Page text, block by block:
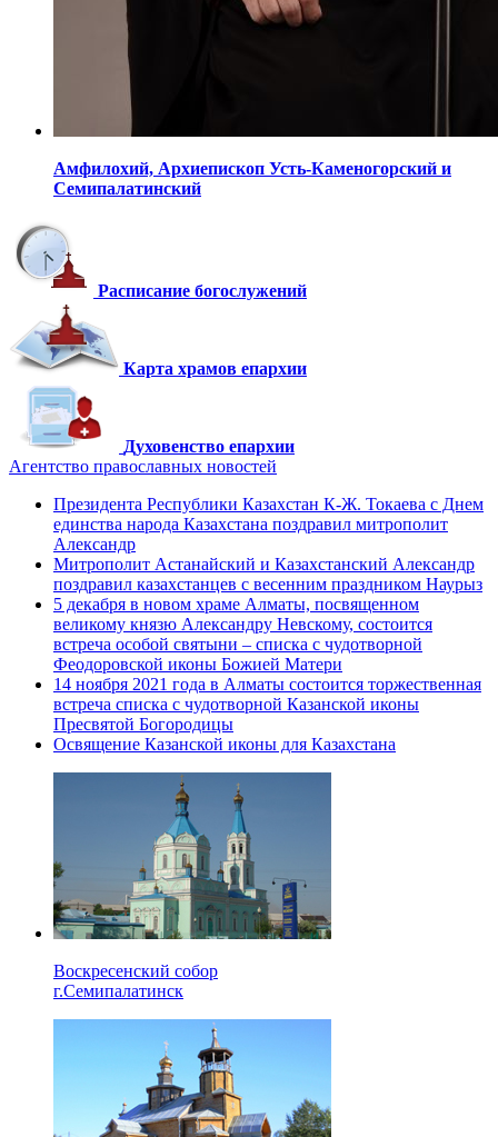
Амфилохий, Архиепископ Усть-Каменогорский и
Семипалатинский
Расписание богослужений
Карта храмов епархии
Духовенство епархии
Агентство православных новостей
Президента Республики Казахстан К-Ж. Токаева с Днем
единства народа Казахстана поздравил митрополит
Александр
Митрополит Астанайский и Казахстанский Александр
поздравил казахстанцев с весенним праздником Наурыз
5 декабря в новом храме Алматы, посвященном
великому князю Александру Невскому, состоится
встреча особой святыни – списка с чудотворной
Феодоровской иконы Божией Матери
14 ноября 2021 года в Алматы состоится торжественная
встреча списка с чудотворной Казанской иконы
Пресвятой Богородицы
Освящение Казанской иконы для Казахстана
Воскресенский собор
г.Семипалатинск